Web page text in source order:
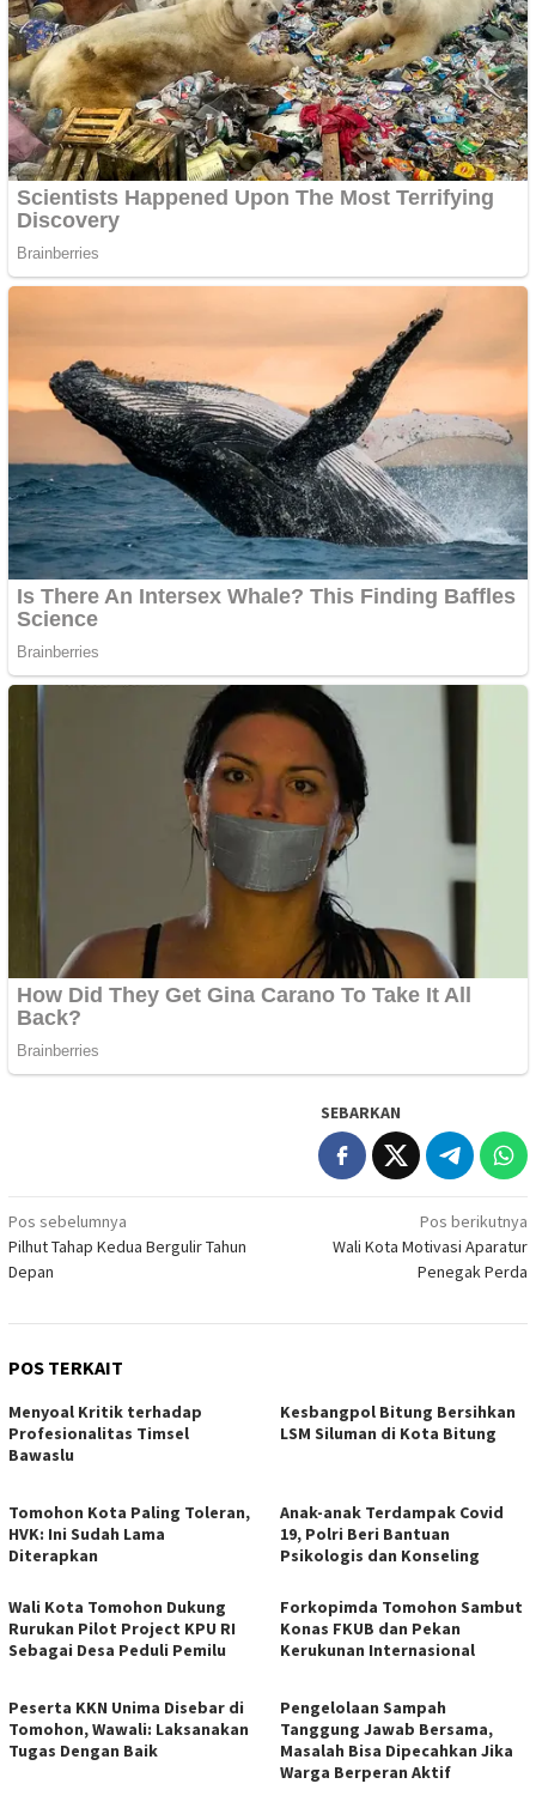
SEBARKAN
Navigasi
pos
Pos sebelumnya
Pilhut Tahap Kedua Bergulir Tahun
Depan
Pos berikutnya
Wali Kota Motivasi Aparatur
Penegak Perda
POS TERKAIT
Menyoal Kritik terhadap
Profesionalitas Timsel
Bawaslu
Kesbangpol Bitung Bersihkan
LSM Siluman di Kota Bitung
Tomohon Kota Paling Toleran,
HVK: Ini Sudah Lama
Diterapkan
Anak-anak Terdampak Covid
19, Polri Beri Bantuan
Psikologis dan Konseling
Wali Kota Tomohon Dukung
Rurukan Pilot Project KPU RI
Sebagai Desa Peduli Pemilu
Forkopimda Tomohon Sambut
Konas FKUB dan Pekan
Kerukunan Internasional
Peserta KKN Unima Disebar di
Tomohon, Wawali: Laksanakan
Tugas Dengan Baik
Pengelolaan Sampah
Tanggung Jawab Bersama,
Masalah Bisa Dipecahkan Jika
Warga Berperan Aktif